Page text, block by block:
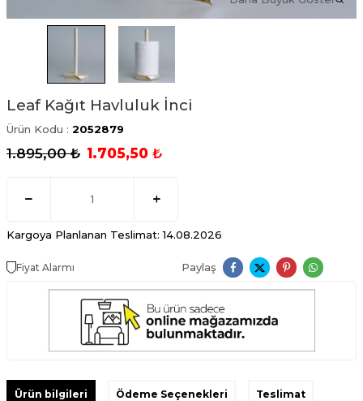
Leaf Kağıt Havluluk İnci
Ürün Kodu : 2052879
1.895,00₺ 1.705,50 ₺
Kargoya Planlanan Teslimat: 14.08.2026
Fiyat Alarmı Paylaş
Ürün bilgileri Ödeme Seçenekleri Teslimat